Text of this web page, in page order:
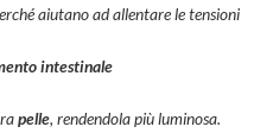
aiutano ad allentare le tensioni
intestinale
pelle, rendendola più luminosa.